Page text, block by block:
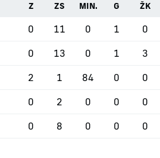
Z ZS MIN. G ŽK
0 11 0 1 0
0 13 0 1 3
2 1 84 0 0
0 2 0 0 0
0 8 0 0 0